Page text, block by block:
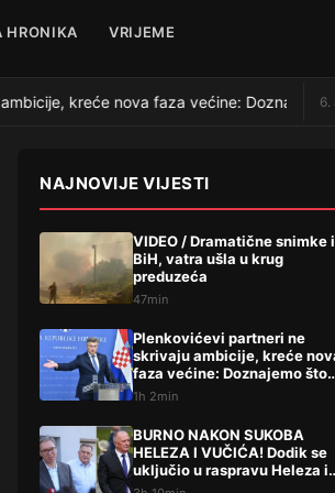
HRONIKA VRIJEME
kreće nova faza većine: Doznajemo 6.
NAJNOVIJE VIJESTI
VIDEO / Dramatične snimke
BiH, vatra ušla u krug
preduzeća
47min
Plenkovićevi partneri ne
skrivaju ambicije, kreće
faza većine: Doznajemo što
traže
1h 2min
BURNO NAKON SUKOBA
HELEZA I VUČIĆA! Dodik se
uključio u raspravu Heleza i
Vučića pa uputio brutalne